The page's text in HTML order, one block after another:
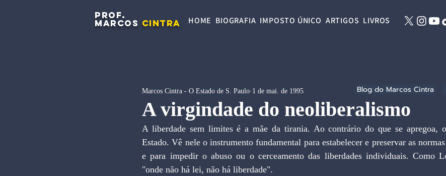
PROF.
MARCOS CINTRA HOME BIOGRAFIA IMPOSTO ÚNICO ARTIGOS LIVROS
A virgindade do neoliberalismo
Marcos Cintra - O Estado de S. Paulo 1 de mai. de 1995
A liberdade sem limites é a mãe da tirania. Ao contrário do que se apregoa,
Estado. Vê nele o instrumento fundamental para estabelecer e preservar as
e para impedir o abuso ou o cerceamento das liberdades individuais. Como
"onde não há lei, não há liberdade".
Blog do Marcos Cintra